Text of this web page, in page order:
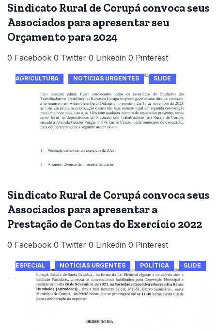
Sindicato Rural de Corupá convoca seus
Associados para apresentar seu
Orçamento para 2024
0 Facebook 0 Twitter 0 Linkedin 0 Pinterest
AGRICULTURA NOTÍCIAS URGENTES SLIDE
Sindicato Rural de Corupá convoca seus
Associados para apresentar a
Prestação de Contas do Exercício 2022
0 Facebook 0 Twitter 0 Linkedin 0 Pinterest
ESPECIAL NOTÍCIAS URGENTES POLÍTICA SLIDE